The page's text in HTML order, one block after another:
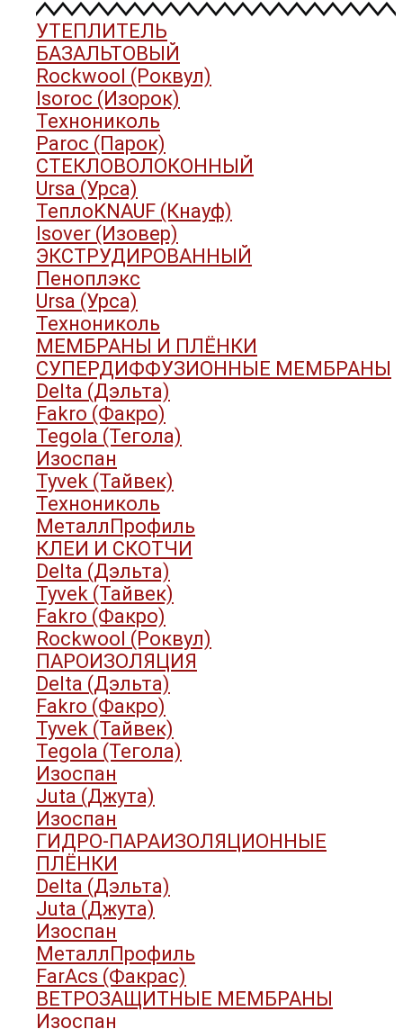
УТЕПЛИТЕЛЬ
БАЗАЛЬТОВЫЙ
Rockwool (Роквул)
Isoroc (Изорок)
Технониколь
Paroc (Парок)
СТЕКЛОВОЛОКОННЫЙ
Ursa (Урса)
ТеплоKNAUF (Кнауф)
Isover (Изовер)
ЭКСТРУДИРОВАННЫЙ
Пеноплэкс
Ursa (Урса)
Технониколь
МЕМБРАНЫ И ПЛЁНКИ
СУПЕРДИФФУЗИОННЫЕ МЕМБРАНЫ
Delta (Дэльта)
Fakro (Факро)
Tegola (Тегола)
Изоспан
Tyvek (Тайвек)
Технониколь
МеталлПрофиль
КЛЕИ И СКОТЧИ
Delta (Дэльта)
Tyvek (Тайвек)
Fakro (Факро)
Rockwool (Роквул)
ПАРОИЗОЛЯЦИЯ
Delta (Дэльта)
Fakro (Факро)
Tyvek (Тайвек)
Tegola (Тегола)
Изоспан
Juta (Джута)
Изоспан
ГИДРО-ПАРАИЗОЛЯЦИОННЫЕ
ПЛЁНКИ
Delta (Дэльта)
Juta (Джута)
Изоспан
МеталлПрофиль
FarAcs (Факрас)
ВЕТРОЗАЩИТНЫЕ МЕМБРАНЫ
Изоспан